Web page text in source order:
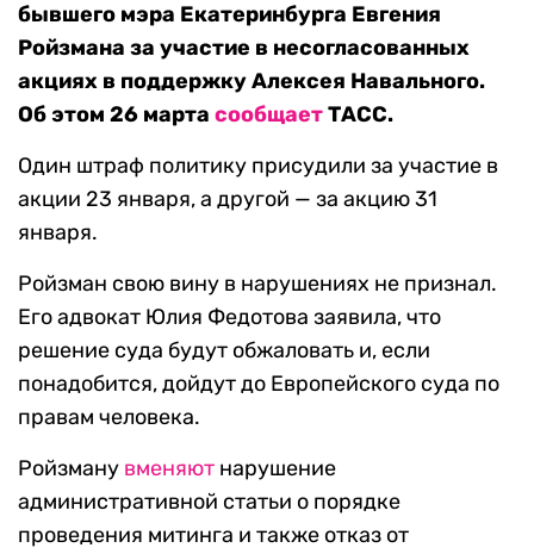
бывшего мэра Екатеринбурга Евгения
Ройзмана за участие в несогласованных
акциях в поддержку Алексея Навального.
Об этом 26 марта сообщаетТАСС.
Один штраф политику присудили за участие в
акции 23 января, а другой — за акцию 31
января.
Ройзман свою вину в нарушениях не признал.
Его адвокат Юлия Федотова заявила, что
решение суда будут обжаловать и, если
понадобится, дойдут до Европейского суда по
правам человека.
Ройзману вменяют нарушение
административной статьи о порядке
проведения митинга и также отказ от